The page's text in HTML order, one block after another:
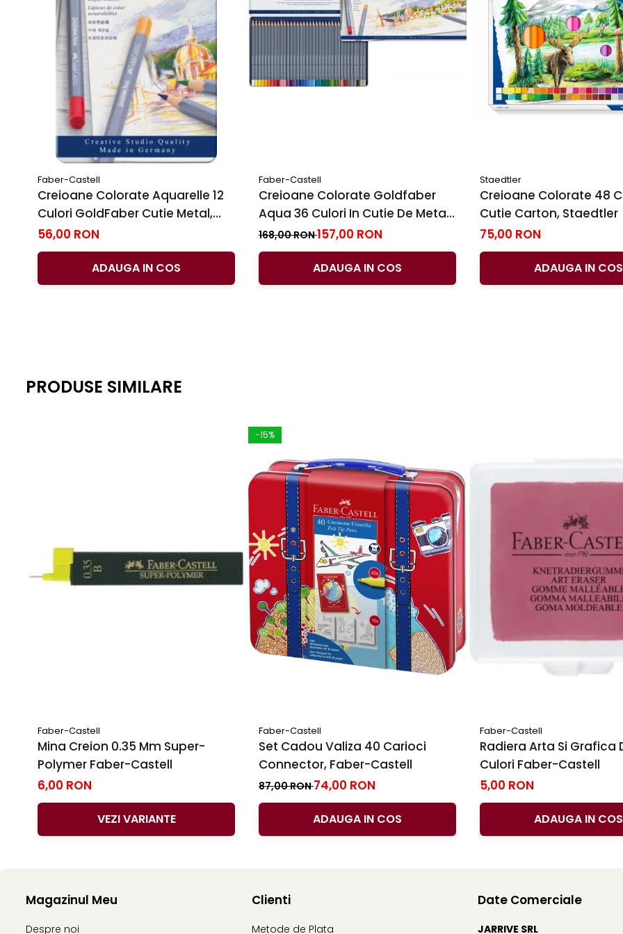
Faber-Castell
Creioane Colorate Aquarelle 12
Culori GoldFaber Cutie Metal,
Faber-Castell
56,00 RON
ADAUGA IN COS
Faber-Castell
Creioane Colorate Goldfaber
Aqua 36 Culori In Cutie De Metal,
Faber-Castell
168,00 RON157,00 RON
ADAUGA IN COS
Staedtler
Creioane Colorate 48
Cutie Carton, Staedtler
75,00 RON
ADAUGA IN COS
PRODUSE SIMILARE
Faber-Castell
Mina Creion 0.35 Mm Super-
Polymer Faber-Castell
6,00 RON
VEZI VARIANTE
-15%
Faber-Castell
Set Cadou Valiza 40 Carioci
Connector, Faber-Castell
87,00 RON74,00 RON
ADAUGA IN COS
Faber-Castell
Radiera Arta Si Grafica
Culori Faber-Castell
5,00 RON
ADAUGA IN COS
Magazinul Meu
Despre noi
Clienti
Metode de Plata
Date Comerciale
JARRIVE SRL